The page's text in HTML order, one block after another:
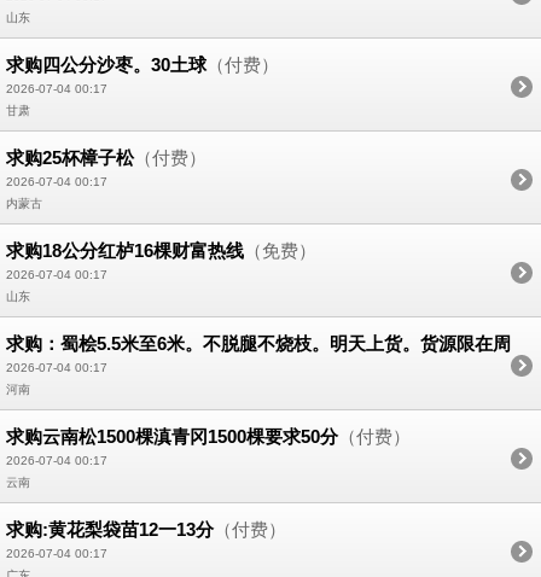
山东
求购四公分沙枣。30土球（付费）
2026-07-04 00:17
甘肃
求购25杯樟子松（付费）
2026-07-04 00:17
内蒙古
求购18公分红栌16棵财富热线 （免费）
2026-07-04 00:17
山东
求购：蜀桧5.5米至6米。不脱腿不烧枝。明天上货。货源限在周
口200公里以内有资源的请抓紧时间联系。
2026-07-04 00:17
河南
求购云南松1500棵滇青冈1500棵要求50分（付费）
2026-07-04 00:17
云南
求购:黄花梨袋苗12一13分（付费）
2026-07-04 00:17